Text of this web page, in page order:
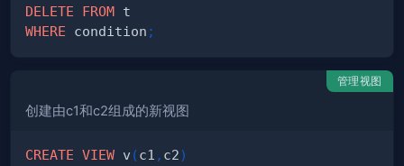
DELETE FROM
WHERE condition ;
管理视图
创建由c1和c2组成的新视图
CREATE VIEW v (c1 , c2)